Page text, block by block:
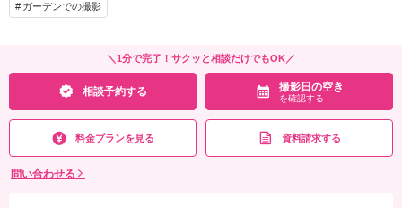
ガーデンでの撮影
＼1分で完了！サクッと相談だけでもOK／
相談予約する 撮影日の空き
を確認する
料金プランを見る 資料請求する
問い合わせる